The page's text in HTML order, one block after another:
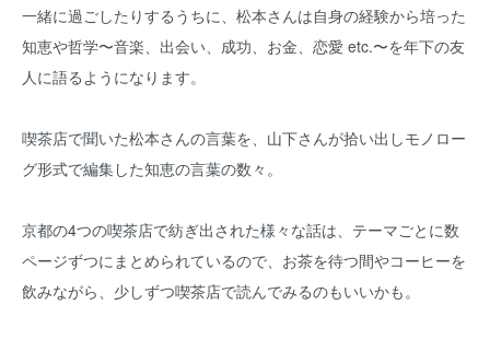
一緒に過ごしたりするうちに、松本さんは自身の経験から培った
知恵や哲学〜音楽、出会い、成功、お金、恋愛 etc.〜を年下の友
人に語るようになります。
喫茶店で聞いた松本さんの言葉を、山下さんが拾い出しモノロー
グ形式で編集した知恵の言葉の数々。
京都の4つの喫茶店で紡ぎ出された様々な話は、テーマごとに数
ページずつにまとめられているので、お茶を待つ間やコーヒーを
飲みながら、少しずつ喫茶店で読んでみるのもいいかも。